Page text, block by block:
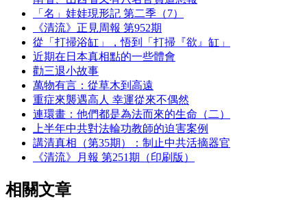
「名」娃娃現形記 第二季（7）
《清流》正見周報 第952期
從「打掃浴缸」，悟到「打掃『欲』缸」
近期在日本真相點的一些體會
勸三退小故事
萬物有言：從草木到高遠
重症來襲遇高人 幸運從來不偶然
連環畫：他們都是為法而來的生命（二）
上半年中共對法輪功教師的迫害案例
講清真相（第35期）：制止中共活摘器官
《清流》月報 第251期（印刷版）
相關文章